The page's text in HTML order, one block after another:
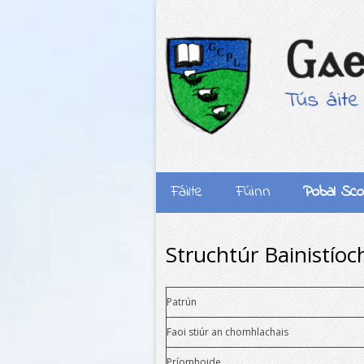
Fáilte
Fúinn
Ár Scoil
Féilire na Bliana
Pobal
Comhairle
Struchtúr
Patrún
Faoi stiúr an chomhlachais